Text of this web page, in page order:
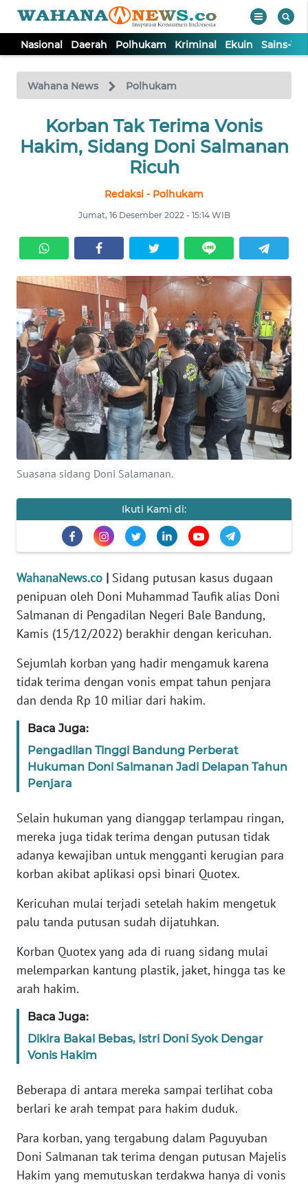
Nasional Daerah Polhukam Kriminal Ekuin Sains-
Wahana News Polhukam
Korban Tak Terima Vonis
Hakim, Sidang Doni Salmanan
Ricuh
Redaksi - Polhukam
Jumat, 16 Desember 2022 - 15:14 WIB
Suasana sidang Doni Salamanan.
Ikuti Kami di:
WahanaNews.co | Sidang putusan kasus dugaan
penipuan oleh Doni Muhammad Taufik alias Doni
Salmanan di Pengadilan Negeri Bale Bandung,
Kamis (15/12/2022) berakhir dengan kericuhan.
Sejumlah korban yang hadir mengamuk karena
tidak terima dengan vonis empat tahun penjara
dan denda Rp 10 miliar dari hakim.
Baca Juga:
Pengadilan Tinggi Bandung Perberat
Hukuman Doni Salmanan Jadi Delapan Tahun
Penjara
Selain hukuman yang dianggap terlampau ringan,
mereka juga tidak terima dengan putusan tidak
adanya kewajiban untuk mengganti kerugian para
korban akibat aplikasi opsi binari Quotex.
Kericuhan mulai terjadi setelah hakim mengetuk
palu tanda putusan sudah dijatuhkan.
Korban Quotex yang ada di ruang sidang mulai
melemparkan kantung plastik, jaket, hingga tas ke
arah hakim.
Baca Juga:
Dikira Bakal Bebas, Istri Doni Syok Dengar
Vonis Hakim
Beberapa di antara mereka sampai terlihat coba
berlari ke arah tempat para hakim duduk.
Para korban, yang tergabung dalam Paguyuban
Doni Salmanan tak terima dengan putusan Majelis
Hakim yang memutuskan terdakwa hanya di vonis
TV
Tutup
NASIONAL
KRIMINAL
EKUIN
SAINS-TEKNO
KESEHATAN
INTERNASIONAL
SERBA-SERBI
PENDIDIKAN
EDITORIAL
Informasi
BERITA
KONTAK
INFO
IKLAN
KAMI
PEDOMAN
MEDIA
REDAKSI
KARIR
DISCLAIMER
Regional
WN
SUMUT
WN
JAKARTA